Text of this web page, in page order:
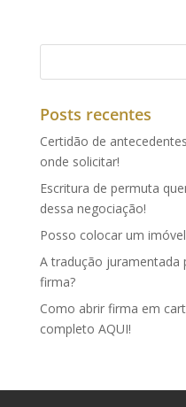
Posts recentes
Certidão de
onde solicitar!
Escritura de permuta
dessa negociação!
Posso colocar um
A tradução juramentada
firma?
Como abrir firma em
completo AQUI!